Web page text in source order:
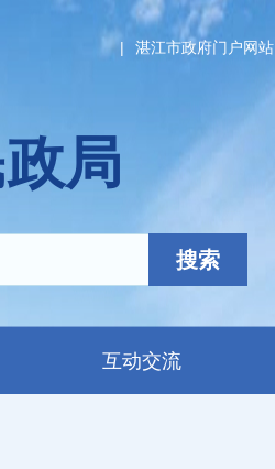
| 湛江市政府门户网站
局
搜索
互动交流